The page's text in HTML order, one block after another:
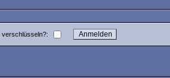
verschlüsseln?: